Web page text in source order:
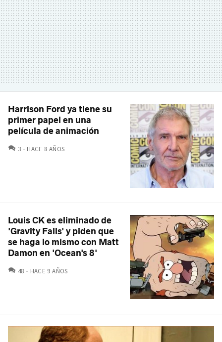
Harrison Ford ya tiene su
primer papel en una
película de animación
3 COMENTARIOS
HACE 8 AÑOS
Louis CK es eliminado de
'Gravity Falls' y piden que
se haga lo mismo con Matt
Damon en 'Ocean's 8'
48 COMENTARIOS
HACE 9 AÑOS